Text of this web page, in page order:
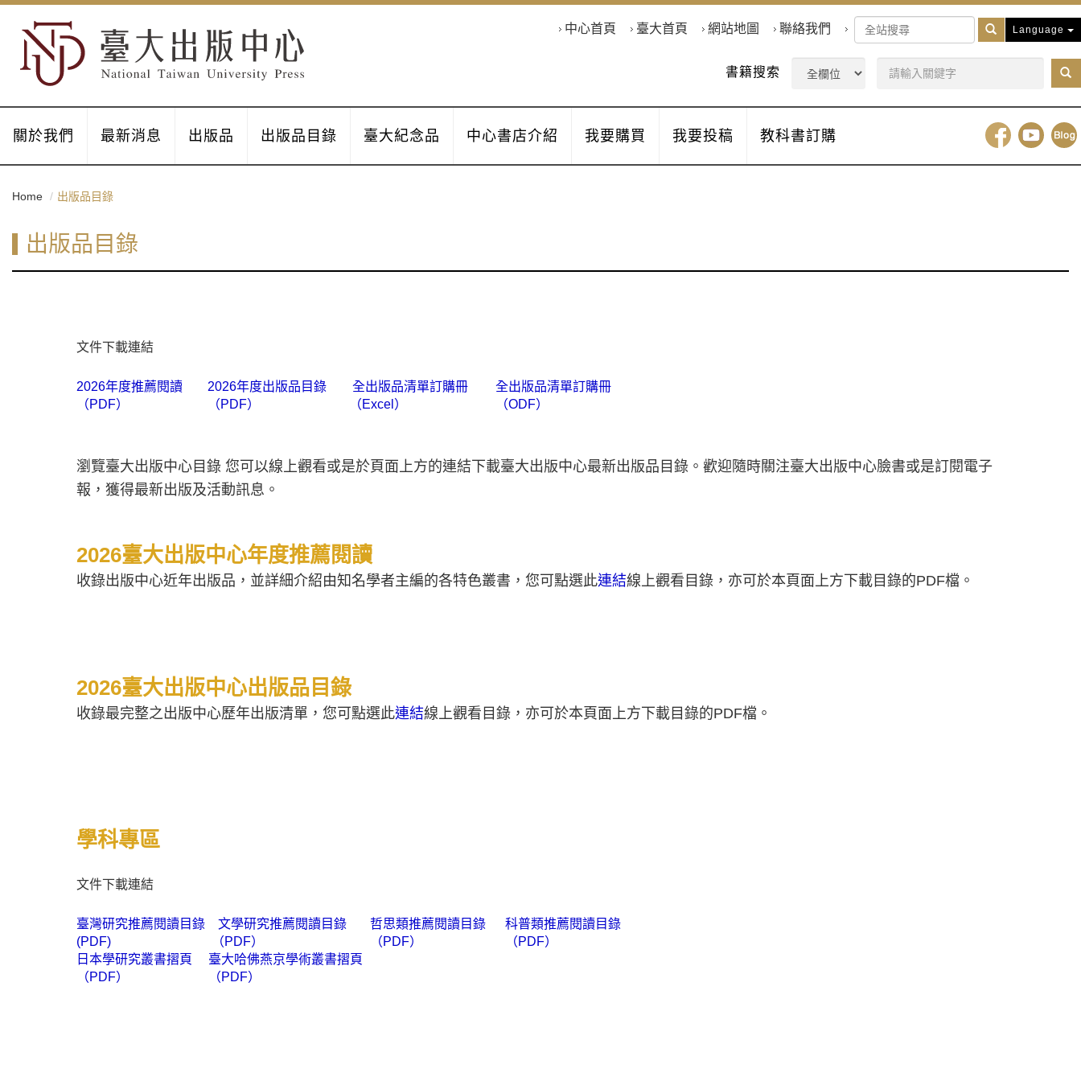
書籍搜索
中心首頁 臺大首頁 網站地圖 聯絡我們
關於我們 最新消息 出版品 出版品目錄 臺大紀念品 中心書店介紹 我要購買 我要投稿 教科書訂購
Language
Home 出版品目錄
出版品目錄
文件下載連結
2026年度推薦閱讀
（PDF）
2026年度出版品目錄
（PDF）
全出版品清單訂購冊
（Excel）
全出版品清單訂購冊
（ODF）
瀏覽臺大出版中心目錄 您可以線上觀看或是於頁面上方的連結下載臺大出版中心最新出版品目錄。歡迎隨時關注臺大出版中心臉書或是訂閱電子
報，獲得最新出版及活動訊息。
2026臺大出版中心年度推薦閱讀
收錄出版中心近年出版品，並詳細介紹由知名學者主編的各特色叢書，您可點選此連結線上觀看目錄，亦可於本頁面上方下載目錄的PDF檔。
2026臺大出版中心出版品目錄
收錄最完整之出版中心歷年出版清單，您可點選此連結線上觀看目錄，亦可於本頁面上方下載目錄的PDF檔。
學科專區
文件下載連結
臺灣研究推薦閱讀目錄
(PDF)
文學研究推薦閱讀目錄
（PDF）
哲思類推薦閱讀目錄
（PDF）
科普類推薦閱讀目錄
（PDF）
日本學研究叢書摺頁
（PDF）
臺大哈佛燕京學術叢書摺頁
（PDF）